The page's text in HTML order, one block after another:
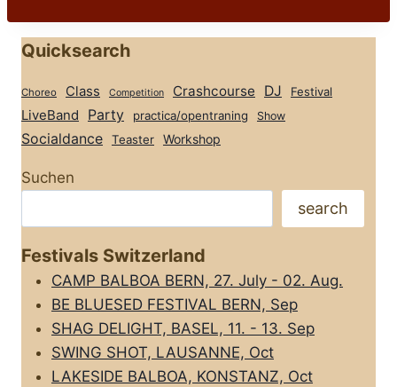
Quicksearch
Choreo Class Competition Crashcourse DJ Festival
LiveBand Party practica/opentraning Show
Socialdance Teaster Workshop
Suchen
search
Festivals Switzerland
CAMP BALBOA BERN, 27. July - 02. Aug.
BE BLUESED FESTIVAL BERN, Sep
SHAG DELIGHT, BASEL, 11. - 13. Sep
SWING SHOT, LAUSANNE, Oct
LAKESIDE BALBOA, KONSTANZ, Oct